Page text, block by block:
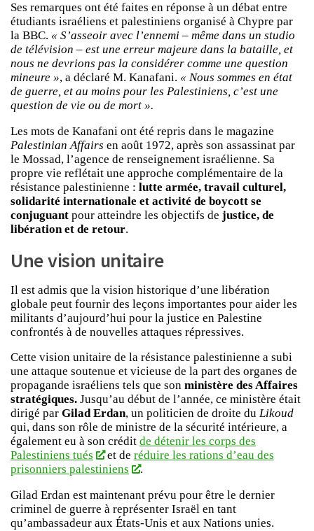
Ses remarques ont été faites en réponse à un débat entre
étudiants israéliens et palestiniens organisé à Chypre par
la BBC. « S’asseoir avec l’ennemi – même dans un studio
de télévision – est une erreur majeure dans la bataille, et
nous ne devrions pas la considérer comme une question
mineure », a déclaré M. Kanafani. « Nous sommes en état
de guerre, et au moins pour les Palestiniens, c’est une
question de vie ou de mort ».
Les mots de Kanafani ont été repris dans le magazine
Palestinian Affairs en août 1972, après son assassinat par
le Mossad, l’agence de renseignement israélienne. Sa
propre vie reflétait une approche complémentaire de la
résistance palestinienne : lutte armée, travail culturel,
solidarité internationale et activité de boycott se
conjuguant pour atteindre les objectifs de justice, de
libération et de retour.
Une vision unitaire
Il est admis que la vision historique d’une libération
globale peut fournir des leçons importantes pour aider les
militants d’aujourd’hui pour la justice en Palestine
confrontés à de nouvelles attaques répressives.
Cette vision unitaire de la résistance palestinienne a subi
une attaque soutenue et vicieuse de la part des organes de
propagande israéliens tels que son ministère des Affaires
stratégiques. Jusqu’au début de l’année, ce ministère était
dirigé par Gilad Erdan, un politicien de droite du Likoud
qui, dans son rôle de ministre de la sécurité intérieure, a
également eu à son crédit de détenir les corps des
Palestiniens tués
et de réduire les rations d’eau des
prisonniers palestiniens
.
Gilad Erdan est maintenant prévu pour être le dernier
criminel de guerre à représenter Israël en tant
qu’ambassadeur aux États-Unis et aux Nations unies.